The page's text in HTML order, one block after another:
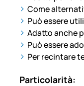
Come
Può essere
Adatto anche
Può essere
Per recintare
Particolarità: